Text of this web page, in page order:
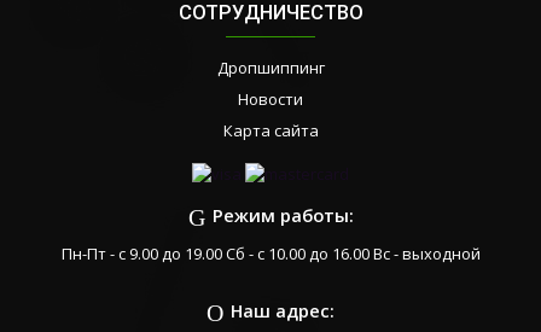
СОТРУДНИЧЕСТВО
Дропшиппинг
Новости
Карта сайта
Режим работы:
Пн-Пт - с 9.00 до 19.00 Сб - с 10.00 до 16.00 Вс - выходной
Наш адрес: